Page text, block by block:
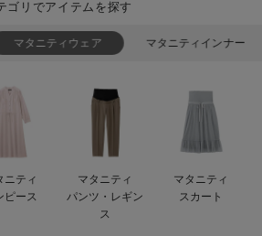
おすすめ！
ゴリでアイテムを探す
マタニティウェア マタニティインナー
ニティ
ピース
マタニティ
パンツ・レギン
ス
マタニティ
スカート